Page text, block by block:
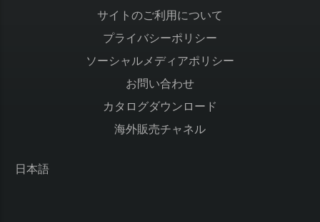
サイトのご利用について
プライバシーポリシー
ソーシャルメディアポリシー
お問い合わせ
カタログダウンロード
海外販売チャネル
日本語